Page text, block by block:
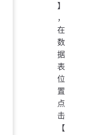
】
，
在
数
据
表
位
置
点
击
【